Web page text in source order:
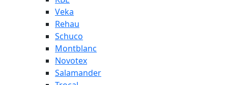
Veka
Rehau
Schuco
Montblanc
Novotex
Salamander